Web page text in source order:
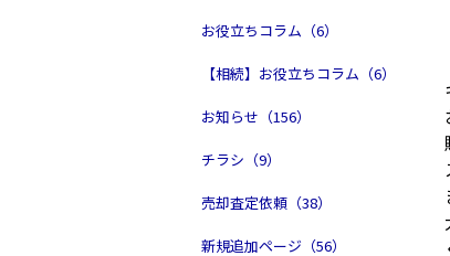
お役立ちコラム（6）
【相続】お役立ちコラム（6）
お知らせ（156）
チラシ（9）
売却査定依頼（38）
新規追加ページ（56）